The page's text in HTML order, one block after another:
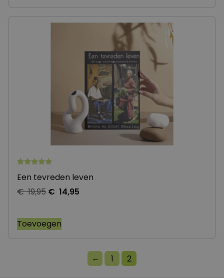
5.00
gebaseerd
Een tevreden leven
€19,95 € 14,95
Toevoegen
← 1 2